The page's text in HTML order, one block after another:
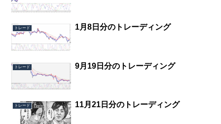
トレード 1月8日分のトレーディング
トレード 9月19日分のトレーディング
トレード 11月21日分のトレーディング